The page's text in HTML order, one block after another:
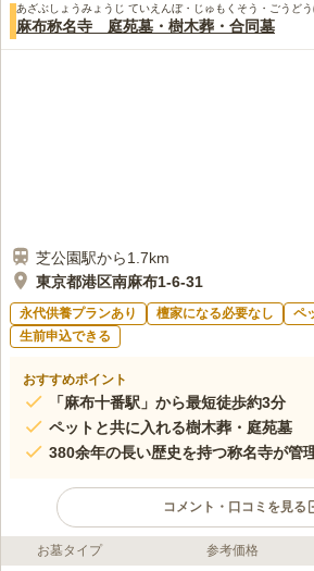
届きやすくなっています。
みんなの評価
4.0 口コミ 2 件
50代男性
新装開店であるが、周辺環境も大変静
あざぶしょうみょうじ ていえんぼ・じゅもくそう・ごうど
麻布称名寺 庭苑墓・樹木葬・合同墓
芝公園駅から1.7km
東京都港区南麻布1-6-31
永代供養プランあり 檀家になる必要なし
ペ
生前申込できる
おすすめポイント
「麻布十番駅」から最短徒歩約3分
ペットと共に入れる樹木葬・庭苑墓
380余年の長い歴史を持つ称名寺が管
コメント・口コミを見る
ライフドット編集部のコメント
お墓タイプ 参考価格